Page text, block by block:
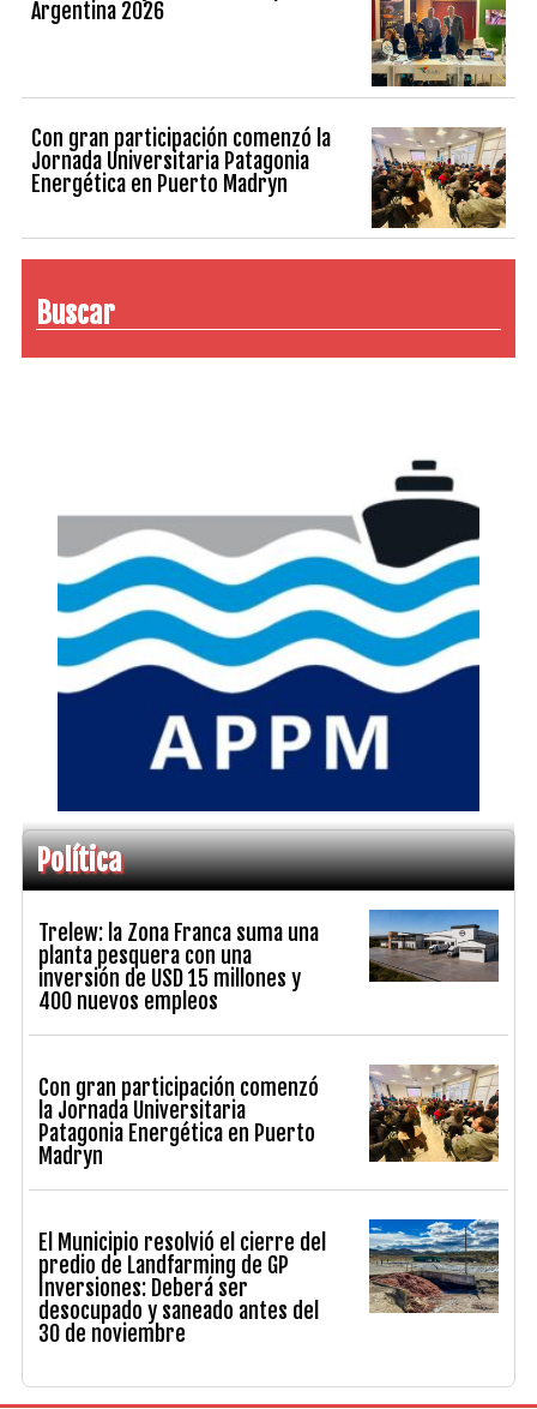
Argentina 2026
Con gran participación comenzó la
Jornada Universitaria Patagonia
Energética en Puerto Madryn
Buscar
Política
Trelew: la Zona Franca suma una
planta pesquera con una
inversión de USD 15 millones y
400 nuevos empleos
Con gran participación comenzó
la Jornada Universitaria
Patagonia Energética en Puerto
Madryn
El Municipio resolvió el cierre del
predio de Landfarming de GP
Inversiones: Deberá ser
desocupado y saneado antes del
30 de noviembre